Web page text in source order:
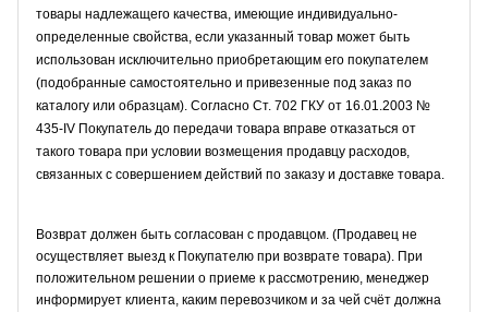
товары надлежащего качества, имеющие индивидуально-
определенные свойства, если указанный товар может быть
использован исключительно приобретающим его покупателем
(подобранные самостоятельно и привезенные под заказ по
каталогу или образцам). Согласно Ст. 702 ГКУ от 16.01.2003 №
435-IV Покупатель до передачи товара вправе отказаться от
такого товара при условии возмещения продавцу расходов,
связанных с совершением действий по заказу и доставке товара.
Возврат должен быть согласован с продавцом. (Продавец не
осуществляет выезд к Покупателю при возврате товара). При
положительном решении о приеме к рассмотрению, менеджер
информирует клиента, каким перевозчиком и за чей счёт должна